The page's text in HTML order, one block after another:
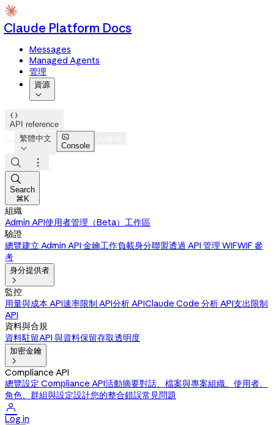
Claude Platform Docs
Messages
Managed Agents
管理
資源


API reference
繁體中文


Console



Search
⌘K
組織
Admin API使用者管理（Beta） 工作區
驗證
總覽建立 Admin API 金鑰工作負載身分聯盟透過 API 管理 WIFWIF 參
考
身分提供者

監控
用量與成本 API速率限制 API分析 APIClaude Code 分析 API支出限制
API
資料與合規
資料駐留API 與資料保留存取透明度
加密金鑰

Compliance API
總覽設定 Compliance API活動摘要對話、檔案與專案組織、使用者、
角色、群組與設定設計您的整合錯誤常見問題

Log in